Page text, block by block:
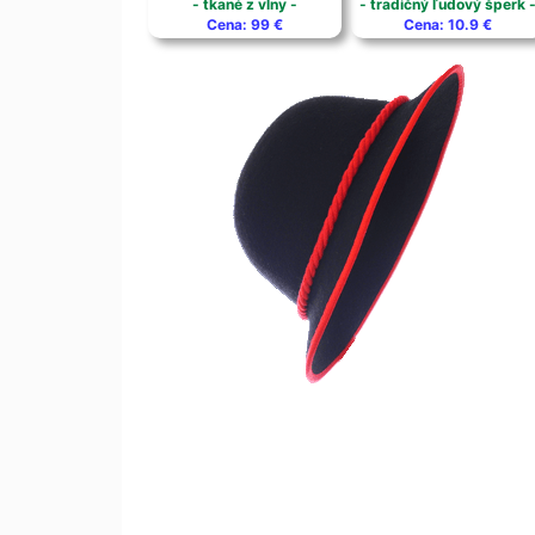
- tkané z vlny -
Cena: 99 €
- tradičný ľudový šperk -
Cena: 10.9 €